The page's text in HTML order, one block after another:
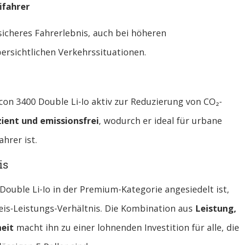
Fahrerlebnis, auch bei höheren
Verkehrssituationen.
3400 Double Li-Io aktiv zur Reduzierung von CO₂-
und emissionsfrei, wodurch er ideal für urbane
ist.
Li-Io in der Premium-Kategorie angesiedelt ist,
Leistungs-Verhältnis. Die Kombination aus Leistung,
macht ihn zu einer lohnenden Investition für alle, die